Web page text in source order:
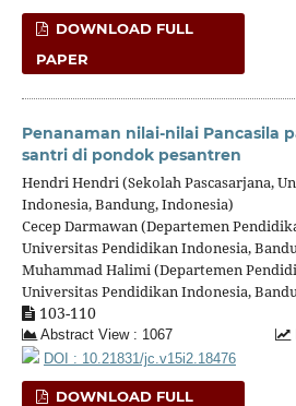
DOWNLOAD FULL
PAPER
Penanaman nilai-nilai Pancasila
santri di pondok pesantren
Hendri Hendri (Sekolah Pascasarjana,
Indonesia, Bandung, Indonesia)
Cecep Darmawan (Departemen
Universitas Pendidikan Indonesia,
Muhammad Halimi (Departemen
Universitas Pendidikan Indonesia,
103-110
Abstract View : 1067
DOI : 10.21831/jc.v15i2.18476
DOWNLOAD FULL